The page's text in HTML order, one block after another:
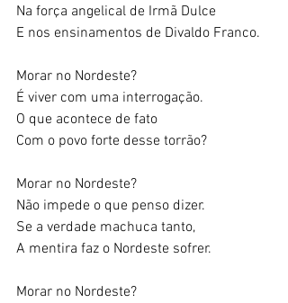
Na força angelical de Irmã Dulce
E nos ensinamentos de Divaldo Franco.
Morar no Nordeste?
É viver com uma interrogação.
O que acontece de fato
Com o povo forte desse torrão?
Morar no Nordeste?
Não impede o que penso dizer.
Se a verdade machuca tanto,
A mentira faz o Nordeste sofrer.
Morar no Nordeste?